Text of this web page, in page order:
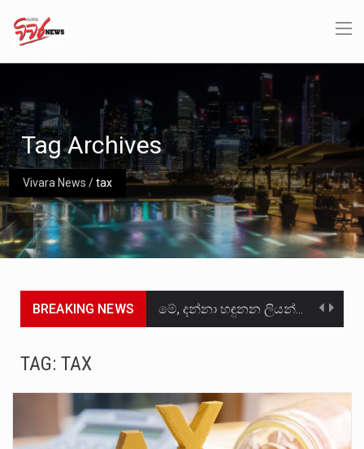
Vivara News /tax
Tag Archives
BREAKING NEWS මේ, දන්නා හඳුනන ලියන්නකුගේ නන්නාඳුනන අඩවියක සැරිසරා ලද ආස්වාදනීය මොහොතක සිංහාවලෝකනයකි .කෙටි කවියක දිගු බර…
උපරිමාධිකරණ විනිශ්චයකාරවරුන්ගේ හා ඉන් පහළ විනිශ්චයකාරවරුන්ගේ විශ්‍රාම වයස දීර්ඝ කිරීම සඳහා සකස් කර ඇති විසිදෙවන…
TAG: TAX